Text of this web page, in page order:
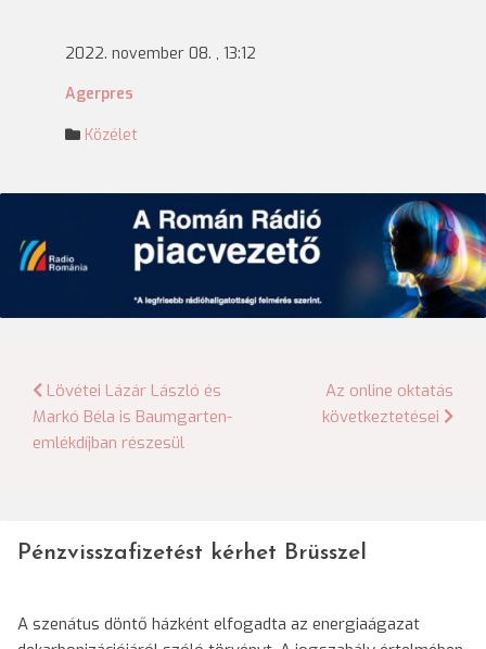
2022. november 08. , 13:12
Agerpres
Közélet
Bejegyzés
navigáció
Lövétei Lázár László és
Markó Béla is Baumgarten-
emlékdíjban részesül
Az online oktatás
következtetései
Pénzvisszafizetést kérhet Brüsszel
A szenátus döntő házként elfogadta az energiaágazat